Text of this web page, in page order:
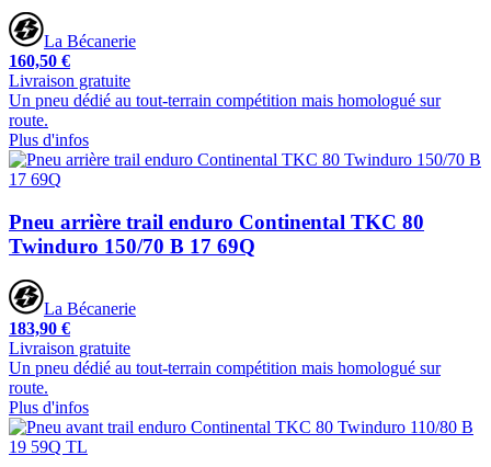
La Bécanerie
160,50 €
Livraison gratuite
Un pneu dédié au tout-terrain compétition mais homologué sur
route.
Plus d'infos
Pneu arrière trail enduro Continental TKC 80
Twinduro 150/70 B 17 69Q
La Bécanerie
183,90 €
Livraison gratuite
Un pneu dédié au tout-terrain compétition mais homologué sur
route.
Plus d'infos